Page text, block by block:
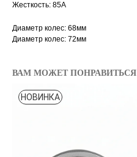
Жесткость: 85А
Диаметр колес: 68мм
Диаметр колес: 72мм
ВАМ МОЖЕТ ПОНРАВИТЬСЯ
НОВИНКА